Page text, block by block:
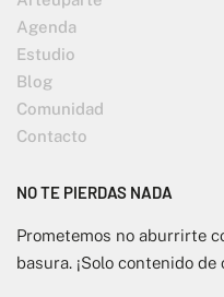
Agenda
Estudio
Blog
Comunidad
Contacto
NO TE PIERDAS NADA
Prometemos no aburrirte
basura. ¡Solo contenido de